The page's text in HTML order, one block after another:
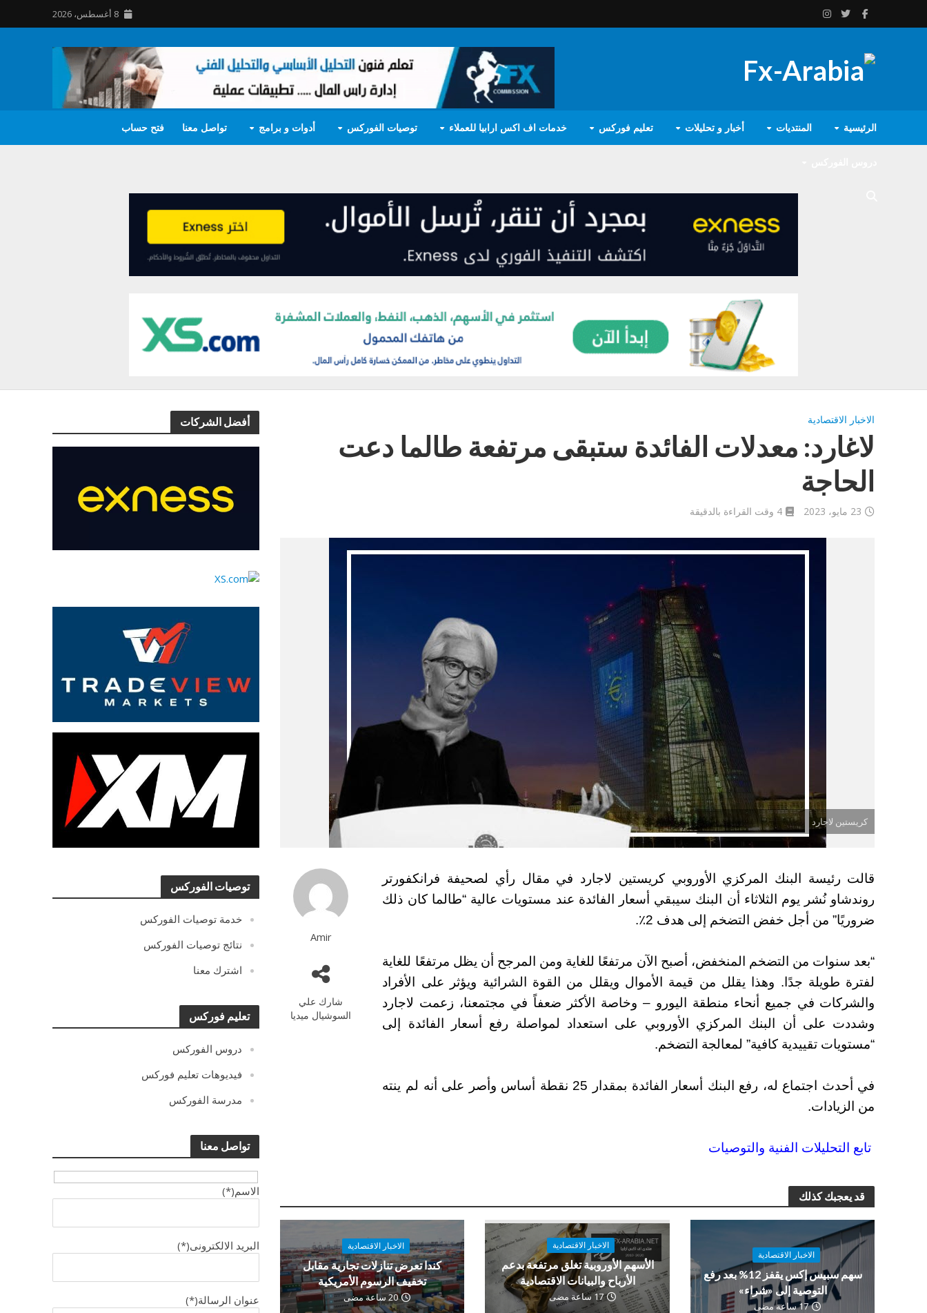
8 أغسطس، 2026
الرئيسية المنتديات أخبار و تحليلات تعليم فوركس خدمات اف اكس ارابيا للعملاء توصيات الفوركس أدوات و برامج تواصل معنا فتح حساب
أفضل الشركات
توصيات الفوركس
خدمة توصيات الفوركس
نتائج توصيات الفوركس
اشترك معنا
تعليم فوركس
دروس الفوركس
فيديوهات تعليم فوركس
مدرسة الفوركس
تواصل معنا
الاسم(*)
البريد الالكترونى(*)
عنوان الرسالة(*)
الاخبار الاقتصادية
لاغارد: معدلات الفائدة ستبقى مرتفعة طالما دعت
الحاجة
23 مايو، 2023 4 وقت القراءة بالدقيقة
كريستين لاجارد
Amir
شارك علي
السوشيال ميديا
قالت رئيسة البنك المركزي الأوروبي كريستين لاجارد في مقال رأي لصحيفة فرانكفورتر
روندشاو نُشر يوم الثلاثاء أن البنك سيبقي أسعار الفائدة عند مستويات عالية “طالما كان ذلك
ضروريًا” من أجل خفض التضخم إلى هدف 2٪.
“بعد سنوات من التضخم المنخفض، أصبح الآن مرتفعًا للغاية ومن المرجح أن يظل مرتفعًا للغاية
لفترة طويلة جدًا. وهذا يقلل من قيمة الأموال ويقلل من القوة الشرائية ويؤثر على الأفراد
والشركات في جميع أنحاء منطقة اليورو – وخاصة الأكثر ضعفاً في مجتمعنا، زعمت لاجارد
وشددت على أن البنك المركزي الأوروبي على استعداد لمواصلة رفع أسعار الفائدة إلى
“مستويات تقييدية كافية” لمعالجة التضخم.
في أحدث اجتماع له، رفع البنك أسعار الفائدة بمقدار 25 نقطة أساس وأصر على أنه لم ينته
من الزيادات.
تابع التحليلات الفنية والتوصيات
قد يعجبك كذلك
الاخبار الاقتصادية
سهم سبيس إكس يقفز 12% بعد رفع
التوصية إلى «شراء»
17 ساعة مضى
الاخبار الاقتصادية
الأسهم الأوروبية تغلق مرتفعة بدعم
الأرباح والبيانات الاقتصادية
17 ساعة مضى
الاخبار الاقتصادية
كندا تعرض تنازلات تجارية مقابل
تخفيف الرسوم الأمريكية
20 ساعة مضى